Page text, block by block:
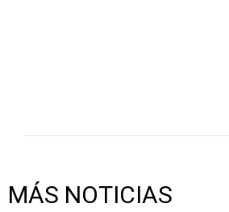
MÁS NOTICIAS